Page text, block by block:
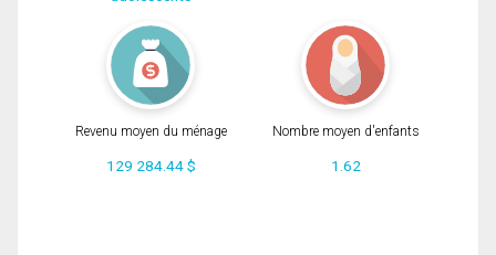
Revenu moyen du ménage
129 284.44 $
Nombre moyen d'enfants
1.62